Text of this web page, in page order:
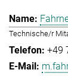
Technische/r
+49